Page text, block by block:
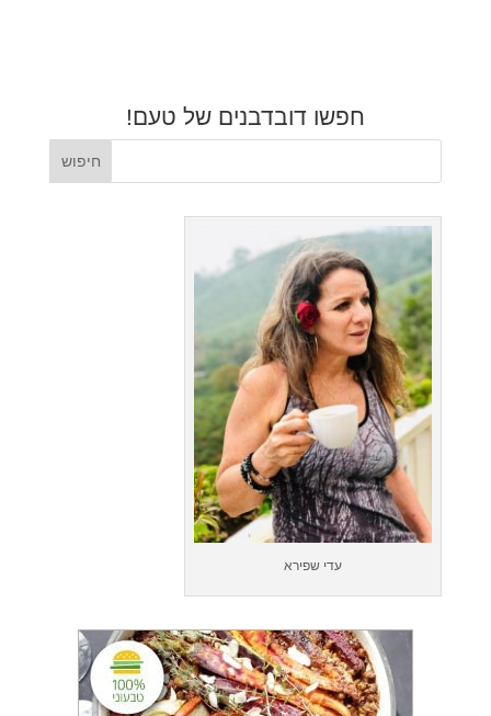
חפשו דובדבנים של טעם!
עדי שפירא